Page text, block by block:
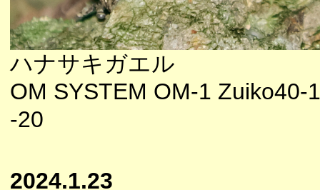
ハナサキガエル
OM SYSTEM OM-1 Zuiko40-
-20
2024.1.23